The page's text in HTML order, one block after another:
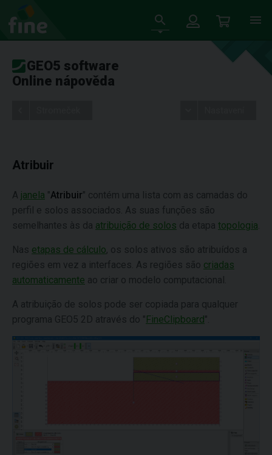
GEO5 software
Online nápověda
Atribuir
A janela "Atribuir" contém uma lista com as camadas do
perfil e solos associados. As suas funções são
semelhantes às da atribuição de solos da etapa topologia
Nas etapas de cálculo, os solos ativos são atribuídos a
regiões em vez a interfaces. As regiões são criadas
automaticamente ao criar o modelo computacional.
A atribuição de solos pode ser copiada para qualquer
programa GEO5 2D através do "FineClipboard".